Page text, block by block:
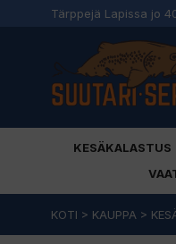
Tärppejä Lapissa jo
KESÄKALASTUS
sisältöön
KOTI > KAUPPA >